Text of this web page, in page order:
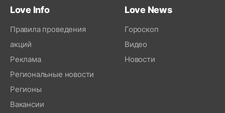
Love Info
Правила проведения
акций
Реклама
Региональные новости
Регионы
Вакансии
Love News
Гороскоп
Видео
Новости